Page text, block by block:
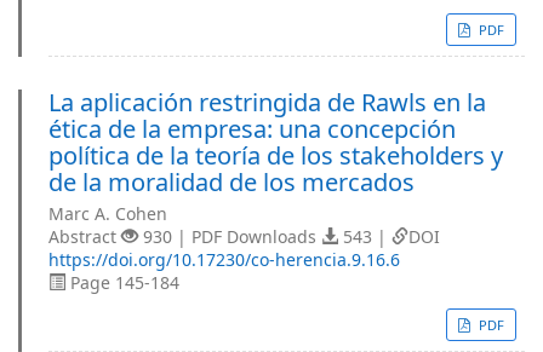
PDF
La aplicación restringida de Rawls en la
ética de la empresa: una concepción
política de la teoría de los stakeholders y
de la moralidad de los mercados
Marc A. Cohen
Abstract
930 | PDF Downloads 543 |
DOI
https://doi.org/10.17230/co-herencia.9.16.6
Page 145-184
PDF